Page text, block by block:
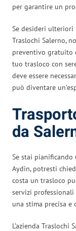
per garantire un
Se desideri
Traslochi Salerno,
preventivo gratuito
tuo trasloco con
deve essere
può diventare
da
Se stai pianificando
Aydin, potresti
costa un trasloco
servizi professionali
una stima precisa e
L’azienda